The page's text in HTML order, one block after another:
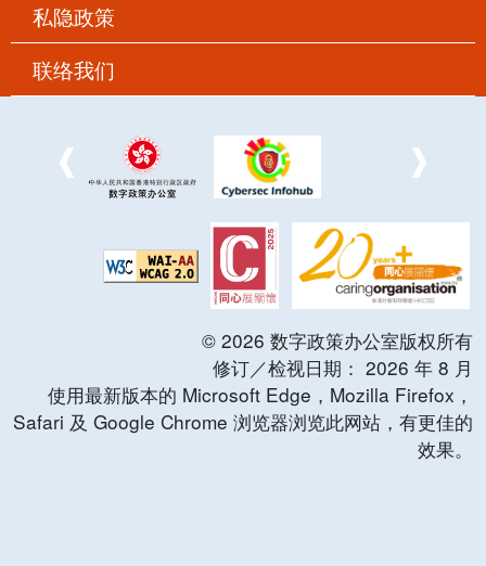
私隐政策
联络我们
© 2026 数字政策办公室版权所有
修订／检视日期： 2026 年 8 月
使用最新版本的 Microsoft Edge，Mozilla Firefox，
Safari 及 Google Chrome 浏览器浏览此网站，有更佳的
效果。